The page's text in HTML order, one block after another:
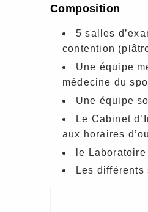
Composition
5 salles
contention
Une équipe
médecine du
Une équipe
Le Cabinet
aux horaires
le
Les différents